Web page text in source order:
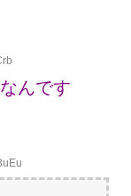
んです